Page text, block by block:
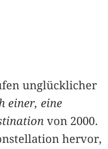
unglücklicher
einer, eine
von 2000.
hervor,